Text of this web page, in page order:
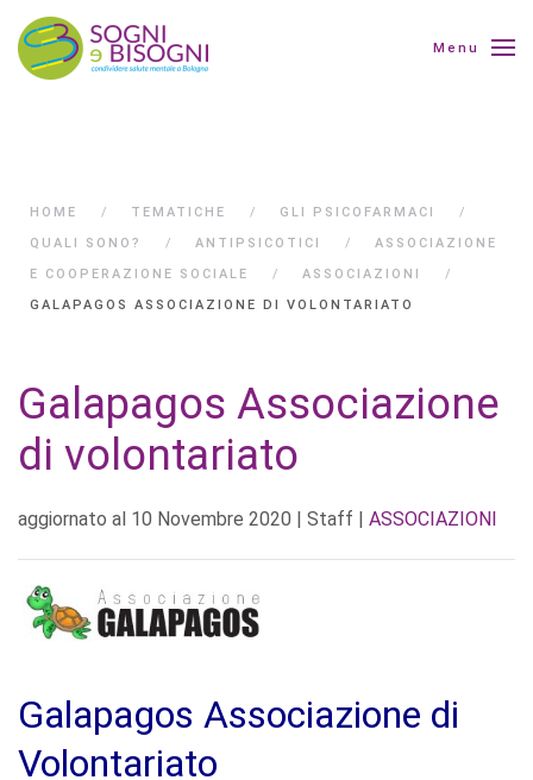
Menu
HOME TEMATICHE
GLI PSICOFARMACI
QUALI SONO?
ANTIPSICOTICI
ASSOCIAZIONE
E COOPERAZIONE SOCIALE
ASSOCIAZIONI
GALAPAGOS ASSOCIAZIONE DI VOLONTARIATO
Galapagos Associazione
di volontariato
aggiornato al 10 Novembre 2020 | Staff | ASSOCIAZIONI
Galapagos Associazione di
Volontariato